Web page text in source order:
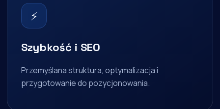
⚡
Szybkość i SEO
Przemyślana struktura, optymalizacja i
przygotowanie do pozycjonowania.